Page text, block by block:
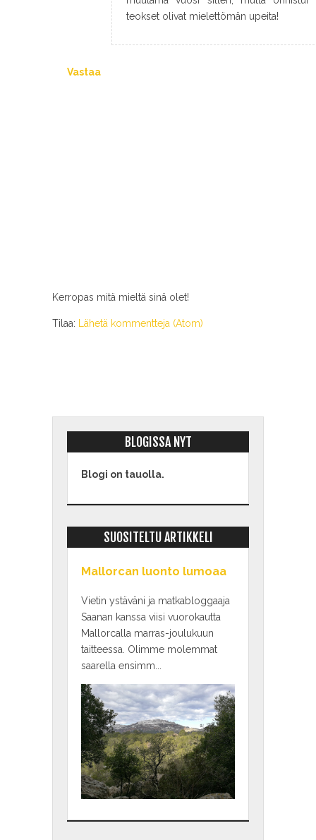
teokset olivat mielettömän upeita!
Vastaa
Kerropas mitä mieltä sinä olet!
Tilaa: Lähetä kommentteja (Atom)
BLOGISSA NYT
Blogi on tauolla.
SUOSITELTU ARTIKKELI
Mallorcan luonto lumoaa
Vietin ystäväni ja matkabloggaaja
Saanan kanssa viisi vuorokautta
Mallorcalla marras-joulukuun
taitteessa. Olimme molemmat
saarella ensimm...